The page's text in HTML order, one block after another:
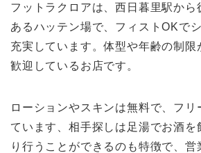
フットラクロアは、西日暮里駅から
あるハッテン場で、フィストOKで
充実しています。体型や年齢の制限
歓迎しているお店です。
ローションやスキンは無料で、フリ
ています、相手探しは足湯でお酒を
り行うことができるのも特徴で、営